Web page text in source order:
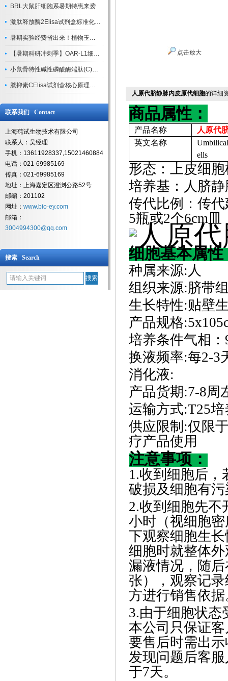
BRL大鼠肝细胞系暑期特惠来袭
激肽释放酶2Elisa试剂盒标准化实验操作与质控体系解析
暑期实验经费省出来！植物玉米索核苷（ZR ）elisa酶联免疫试剂盒
【暑期科研冲刺季】OAR-L1细胞专用培养基特惠，助力实验高效突破
小鼠骨特性碱性磷酸酶端肽(C)elisa试剂盒大促，骨科研人速囤
胱抑素CElisa试剂盒核心原理、产品特性与全流程操作规范详解
联系我们 Contact
上海莼试生物技术有限公司
联系人：吴经理
手机：13611928337,15021460884
电话：021-69985169
传真：021-69985169
地址：上海嘉定区澄浏公路52号
邮编：201102
网址： www.bio-ey.com
邮箱：
3004994300@qq.com
搜索 Search
点击放大
人原代脐静脉内皮原代细胞的详细
商品属性：
产品名称
人原代
英文名称
ells
形态：上皮细胞
培养基：人脐
传代比例：传
5瓶或2个6cm皿
细胞基本属性
种属来源: 人
组织来源:脐带
生长特性:贴壁
产品规格:
培养条件气相：
换液频率:每2-3
消化液:
产品货期 :7-8周
运输方式:T25
供应限制 :仅限
疗产品使用
注意事项：
1.收到细胞后
破损及细胞有
2.收到细胞先不
小时（视细胞
下观察细胞生
细胞时就整体
漏液情况，随
张），观察记
方进行销售依据
3.由于细胞状态
本公司只保证
要售后时需出
发现问题后客
于7天。